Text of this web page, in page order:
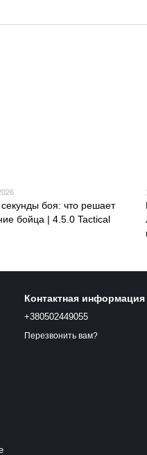
боя: что решает
бойца | 4.5.0 Tactical
Контактная информация
+380502449055
Перезвонить вам?